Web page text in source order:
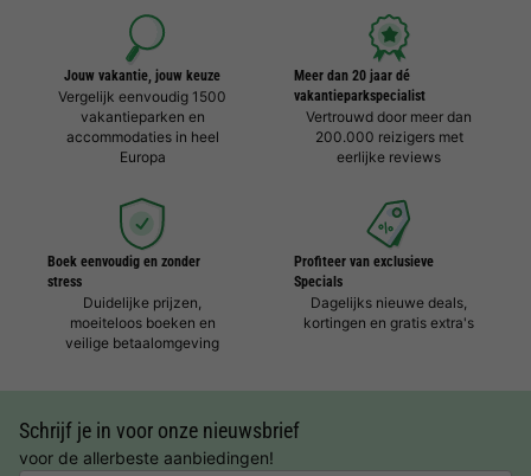
Jouw vakantie, jouw keuze
Vergelijk eenvoudig 1500
vakantieparken en
accommodaties in heel
Europa
Meer dan 20 jaar dé
vakantieparkspecialist
Vertrouwd door meer dan
200.000 reizigers met
eerlijke reviews
Boek eenvoudig en zonder
stress
Duidelijke prijzen,
moeiteloos boeken en
veilige betaalomgeving
Profiteer van exclusieve
Specials
Dagelijks nieuwe deals,
kortingen en gratis extra's
Schrijf je in voor onze nieuwsbrief
voor de allerbeste aanbiedingen!